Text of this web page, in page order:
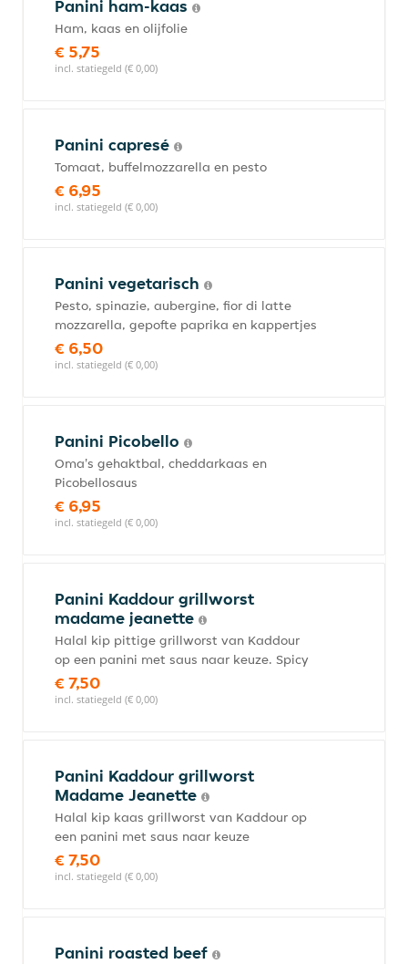
Panini ham-kaas
Ham, kaas en olijfolie
€ 5,75
incl. statiegeld (€ 0,00)
Panini capresé
Tomaat, buffelmozzarella en pesto
€ 6,95
incl. statiegeld (€ 0,00)
Panini vegetarisch
Pesto, spinazie, aubergine, fior di latte
mozzarella, gepofte paprika en kappertjes
€ 6,50
incl. statiegeld (€ 0,00)
Panini Picobello
Oma's gehaktbal, cheddarkaas en
Picobellosaus
€ 6,95
incl. statiegeld (€ 0,00)
Panini Kaddour grillworst
madame jeanette
Halal kip pittige grillworst van Kaddour
op een panini met saus naar keuze. Spicy
€ 7,50
incl. statiegeld (€ 0,00)
Panini Kaddour grillworst
Madame Jeanette
Halal kip kaas grillworst van Kaddour op
een panini met saus naar keuze
€ 7,50
incl. statiegeld (€ 0,00)
Panini roasted beef